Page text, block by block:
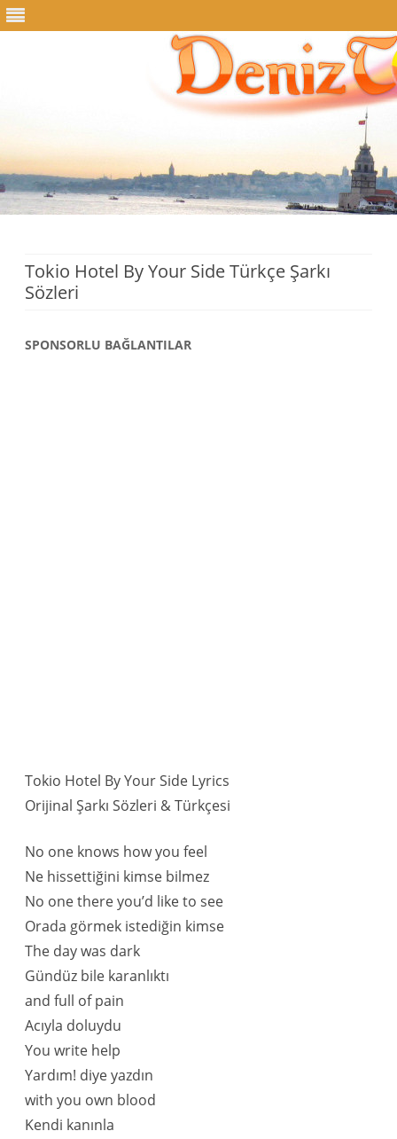
Tokio Hotel By Your Side Türkçe Şarkı
Sözleri
SPONSORLU BAĞLANTILAR
Tokio Hotel By Your Side Lyrics
Orijinal Şarkı Sözleri & Türkçesi
No one knows how you feel
Ne hissettiğini kimse bilmez
No one there you’d like to see
Orada görmek istediğin kimse
The day was dark
Gündüz bile karanlıktı
and full of pain
Acıyla doluydu
You write help
Yardım! diye yazdın
with you own blood
Kendi kanınla